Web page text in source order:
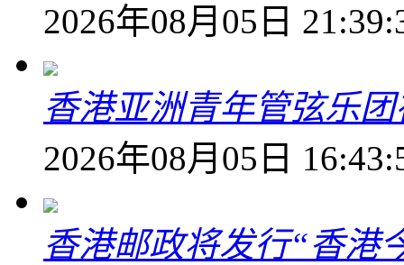
2026年08月05日
香港亚洲青年管弦乐
2026年08月05日
香港邮政将发行“香港